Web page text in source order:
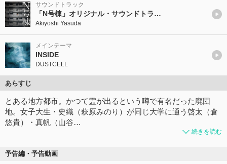
サウンドトラック
「N号棟」オリジナル・サウンドトラック
Akiyoshi Yasuda
メインテーマ
INSIDE
DUSTCELL
あらすじ
とある地方都市。かつて霊が出るという噂で有名だった廃団
地。女子大生・史織（萩原みのり）が同じ大学に通う啓太（倉
悠貴）・真帆（山谷…
続きを読む
予告編・予告動画